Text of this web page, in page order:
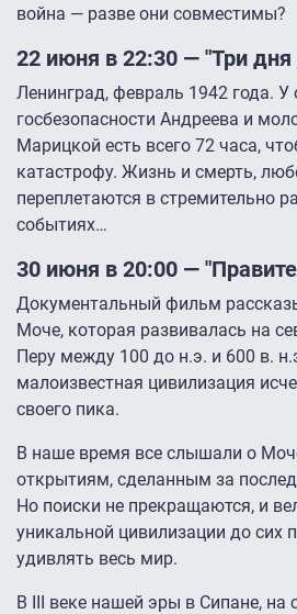
война — разве они совместимы?
22 июня в 22:30 — "Три
Ленинград, февраль 1942 года. У
госбезопасности Андреева и
Марицкой есть всего 72 часа,
катастрофу. Жизнь и смерть,
переплетаются в стремительно
событиях…
30 июня в 20:00 —
Документальный фильм
Моче, которая развивалась на
Перу между 100 до н.э. и 600 в.
малоизвестная цивилизация
своего пика.
В наше время все слышали о
открытиям, сделанным за
Но поиски не прекращаются, и
уникальной цивилизации до сих
удивлять весь мир.
В III веке нашей эры в Сипане, на